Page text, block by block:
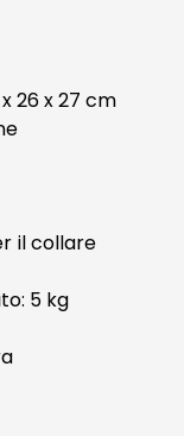
26 x 27 cm
il collare
5 kg